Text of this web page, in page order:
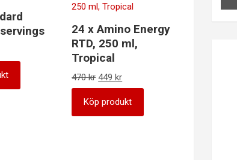
24 x Amino Energy
RTD, 250 ml,
Tropical
470kr Det
ursprungliga
priset
var:
449krDet
nuvarande
priset
är:
Köp produkt